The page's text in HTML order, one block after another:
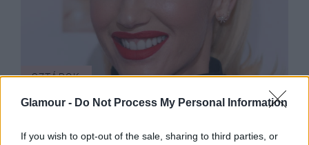
Glamour - Do Not Process My Personal Information
If you wish to opt-out of the sale, sharing to third parties, or
SZTÁROK
Gwen Stefani szuperhős jelmezében
akár az egész világot is